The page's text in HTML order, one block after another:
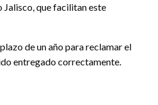
que facilitan este
de un año para reclamar el
entregado correctamente.